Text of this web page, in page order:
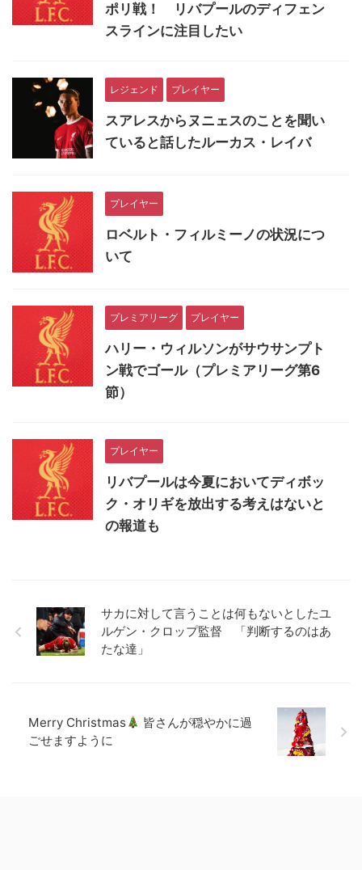
ポリ戦！ リバプールのディフェン
スラインに注目したい
レジェンド プレイヤー
スアレスからヌニェスのことを聞い
ていると話したルーカス・レイバ
プレイヤー
ロベルト・フィルミーノの状況につ
いて
プレミアリーグ プレイヤー
ハリー・ウィルソンがサウサンプト
ン戦でゴール（プレミアリーグ第6
節）
プレイヤー
リバプールは今夏においてディボッ
ク・オリギを放出する考えはないと
の報道も
サカに対して言うことは何もないとしたユ
ルゲン・クロップ監督 「判断するのはあ
たな達」
Merry Christmas
皆さんが穏やかに過
ごせますように